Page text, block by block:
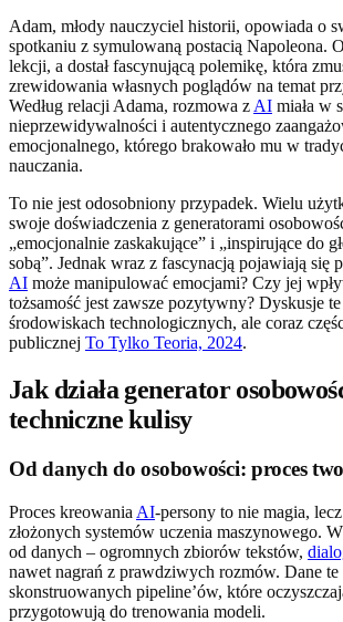
Adam, młody nauczyciel historii, opowiada o
spotkaniu z symulowaną postacią Napoleona.
lekcji, a dostał fascynującą polemikę, która
zrewidowania własnych poglądów na temat
Według relacji Adama, rozmowa z AI miała w
nieprzewidywalności i autentycznego
emocjonalnego, którego brakowało mu w
nauczania.
To nie jest odosobniony przypadek. Wielu
swoje doświadczenia z generatorami
„emocjonalnie zaskakujące” i „inspirujące do
sobą”. Jednak wraz z fascynacją pojawiają się
AI może manipulować emocjami? Czy jej
tożsamość jest zawsze pozytywny? Dyskusje
środowiskach technologicznych, ale coraz
publicznej To Tylko Teoria, 2024.
Jak działa generator
techniczne kulisy
Od danych do osobowości: proces
Proces kreowania AI-persony to nie magia,
złożonych systemów uczenia maszynowego.
od danych – ogromnych zbiorów tekstów,
nawet nagrań z prawdziwych rozmów. Dane
skonstruowanych pipeline’ów, które
przygotowują do trenowania modeli.